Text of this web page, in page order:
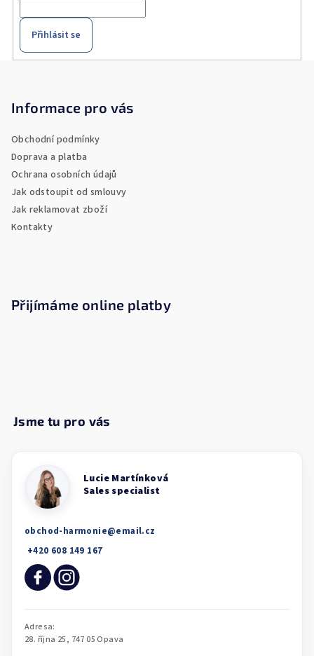
Přihlásit se
Informace pro vás
Obchodní podmínky
Doprava a platba
Ochrana osobních údajů
Jak odstoupit od smlouvy
Jak reklamovat zboží
Kontakty
Přijímáme online platby
obchod-harmonie@email.cz